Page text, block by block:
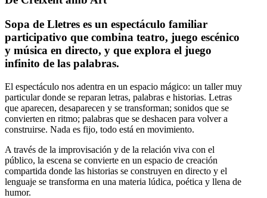
Sopa de Lletres es un espectáculo familiar
participativo que combina teatro, juego escénico
y música en directo, y que explora el juego
infinito de las palabras.
El espectáculo nos adentra en un espacio mágico: un taller muy
particular donde se reparan letras, palabras e historias. Letras
que aparecen, desaparecen y se transforman; sonidos que se
convierten en ritmo; palabras que se deshacen para volver a
construirse. Nada es fijo, todo está en movimiento.
A través de la improvisación y de la relación viva con el
público, la escena se convierte en un espacio de creación
compartida donde las historias se construyen en directo y el
lenguaje se transforma en una materia lúdica, poética y llena de
humor.